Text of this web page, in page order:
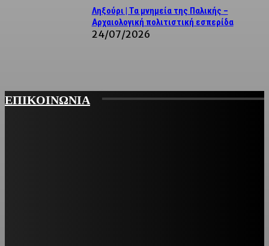
Ληξούρι | Τα μνημεία της Παλικής –
Αρχαιολογική πολιτιστική εσπερίδα
24/07/2026
ΕΠΙΚΟΙΝΩΝΙΑ